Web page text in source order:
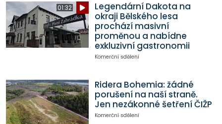
01:32
Legendární Dakota na
okraji Bělského lesa
prochází masivní
proměnou a nabídne
exkluzivní gastronomii
Komerční sdělení
Ridera Bohemia: žádné
porušení na naší straně.
Jen nezákonné šetření ČIŽP
Komerční sdělení